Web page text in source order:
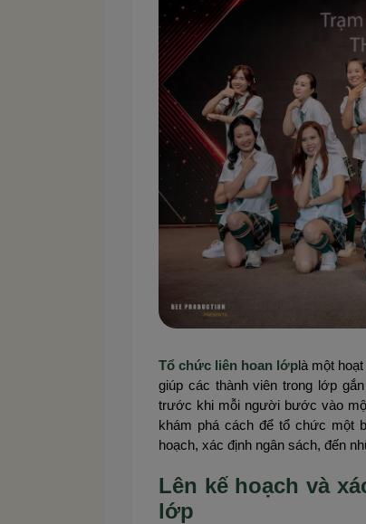
Tổ chức liên hoan lớplà một
giúp các thành viên trong lớp
trước khi mỗi người bước vào
khám phá cách để tổ chức một
hoạch, xác định ngân sách, đến
Lên kế hoạch và
lớp